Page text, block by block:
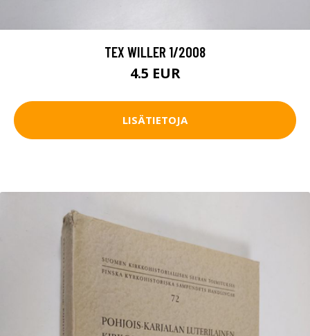
TEX WILLER 1/2008
4.5 EUR
LISÄTIETOJA